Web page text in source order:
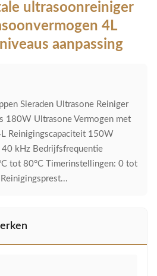
ultrasoonreiniger
4L
aanpassing
Sieraden Ultrasone Reiniger
180W Ultrasone Vermogen met
Reinigingscapaciteit 150W
kHz Bedrijfsfrequentie
tot 80°C Timerinstellingen: 0 tot